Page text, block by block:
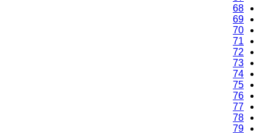
68
69
70
71
72
73
74
75
76
77
78
79